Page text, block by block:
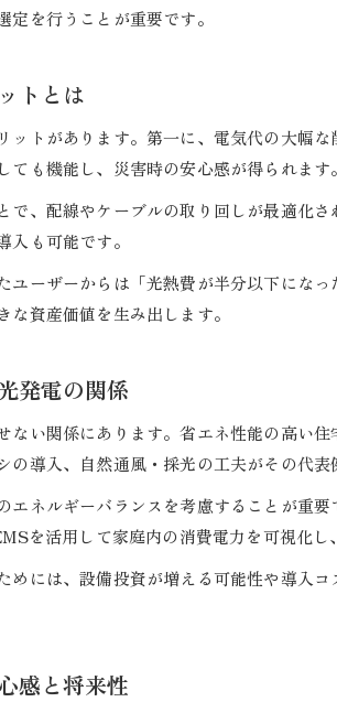
太陽光発電の費用対効果を住
最新技術が変える住宅設計と
新素材が住宅設計と太陽光発
を行うことが重要です。
トとは
ットがあります。第一に、電気代の大幅
も機能し、災害時の安心感が得られます。
で、配線やケーブルの取り回しが最適化
も可能です。
ユーザーからは「光熱費が半分以下にな
資産価値を生み出します。
発電の関係
い関係にあります。省エネ性能の高い
導入、自然通風・採光の工夫がその代表
ネルギーバランスを考慮することが重
を活用して家庭内の消費電力を可視化し
には、設備投資が増える可能性や導入
感と将来性